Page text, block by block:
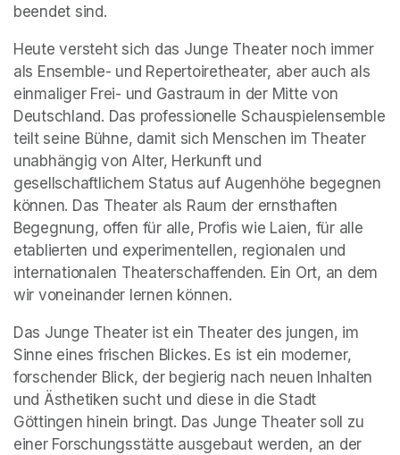
beendet sind.
Heute versteht sich das Junge Theater noch immer
als Ensemble- und Repertoiretheater, aber auch als
einmaliger Frei- und Gastraum in der Mitte von
Deutschland. Das professionelle Schauspielensemble
teilt seine Bühne, damit sich Menschen im Theater
unabhängig von Alter, Herkunft und
gesellschaftlichem Status auf Augenhöhe begegnen
können. Das Theater als Raum der ernsthaften
Begegnung, offen für alle, Profis wie Laien, für alle
etablierten und experimentellen, regionalen und
internationalen Theaterschaffenden. Ein Ort, an dem
wir voneinander lernen können.
Das Junge Theater ist ein Theater des jungen, im
Sinne eines frischen Blickes. Es ist ein moderner,
forschender Blick, der begierig nach neuen Inhalten
und Ästhetiken sucht und diese in die Stadt
Göttingen hinein bringt. Das Junge Theater soll zu
einer Forschungsstätte ausgebaut werden, an der